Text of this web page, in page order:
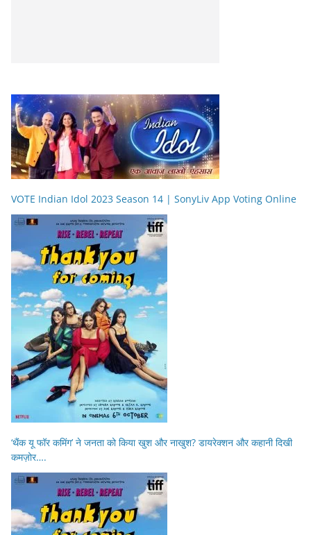
VOTE Indian Idol 2023 Season 14 | SonyLiv App Voting Online
‘थैंक यू फॉर कमिंग’ ने जनता को किया खुश और नाखुश? डायरेक्शन और कहानी दिखी
कमज़ोर….